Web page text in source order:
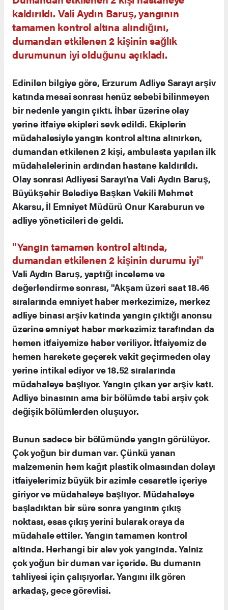
kaldırıldı. Vali Aydın Baruş, yangının
tamamen kontrol altına alındığını,
dumandan etkilenen 2 kişinin sağlık
durumunun iyi olduğunu açıkladı.
Edinilen bilgiye göre, Erzurum Adliye Sarayı arşiv
katında mesai sonrası henüz sebebi bilinmeyen
bir nedenle yangın çıktı. İhbar üzerine olay
yerine itfaiye ekipleri sevk edildi. Ekiplerin
müdahalesiyle yangın kontrol altına alınırken,
dumandan etkilenen 2 kişi, ambulasta yapılan ilk
müdahalelerinin ardından hastane kaldırıldı.
Olay sonrası Adliyesi Sarayı’na Vali Aydın Baruş,
Büyükşehir Belediye Başkan Vekili Mehmet
Akarsu, İl Emniyet Müdürü Onur Karaburun ve
adliye yöneticileri de geldi.
"Yangın tamamen kontrol altında,
dumandan etkilenen 2 kişinin durumu iyi"
Vali Aydın Baruş, yaptığı inceleme ve
değerlendirme sonrası, "Akşam üzeri saat 18.46
sıralarında emniyet haber merkezimize, merkez
adliye binası arşiv katında yangın çıktığı anonsu
üzerine emniyet haber merkezimiz tarafından da
hemen itfaiyemize haber veriliyor. İtfaiyemiz de
hemen harekete geçerek vakit geçirmeden olay
yerine intikal ediyor ve 18.52 sıralarında
müdahaleye başlıyor. Yangın çıkan yer arşiv katı.
Adliye binasının ama bir bölümde tabi arşiv çok
değişik bölümlerden oluşuyor.
Bunun sadece bir bölümünde yangın görülüyor.
Çok yoğun bir duman var. Çünkü yanan
malzemenin hem kağıt plastik olmasından dolayı
itfaiyelerimiz büyük bir azimle cesaretle içeriye
giriyor ve müdahaleye başlıyor. Müdahaleye
başladıktan bir süre sonra yangının çıkış
noktası, esas çıkış yerini bularak oraya da
müdahale ettiler. Yangın tamamen kontrol
altında. Herhangi bir alev yok yangında. Yalnız
çok yoğun bir duman var içeride. Bu dumanın
tahliyesi için çalışıyorlar. Yangını ilk gören
arkadaş, gece görevlisi.